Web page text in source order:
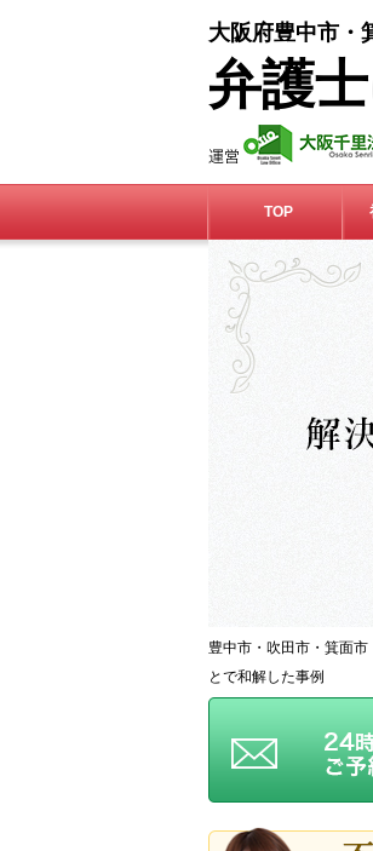
大阪府豊中市・
弁護
TOP
豊中市・吹田市・箕面
とで和解した事例